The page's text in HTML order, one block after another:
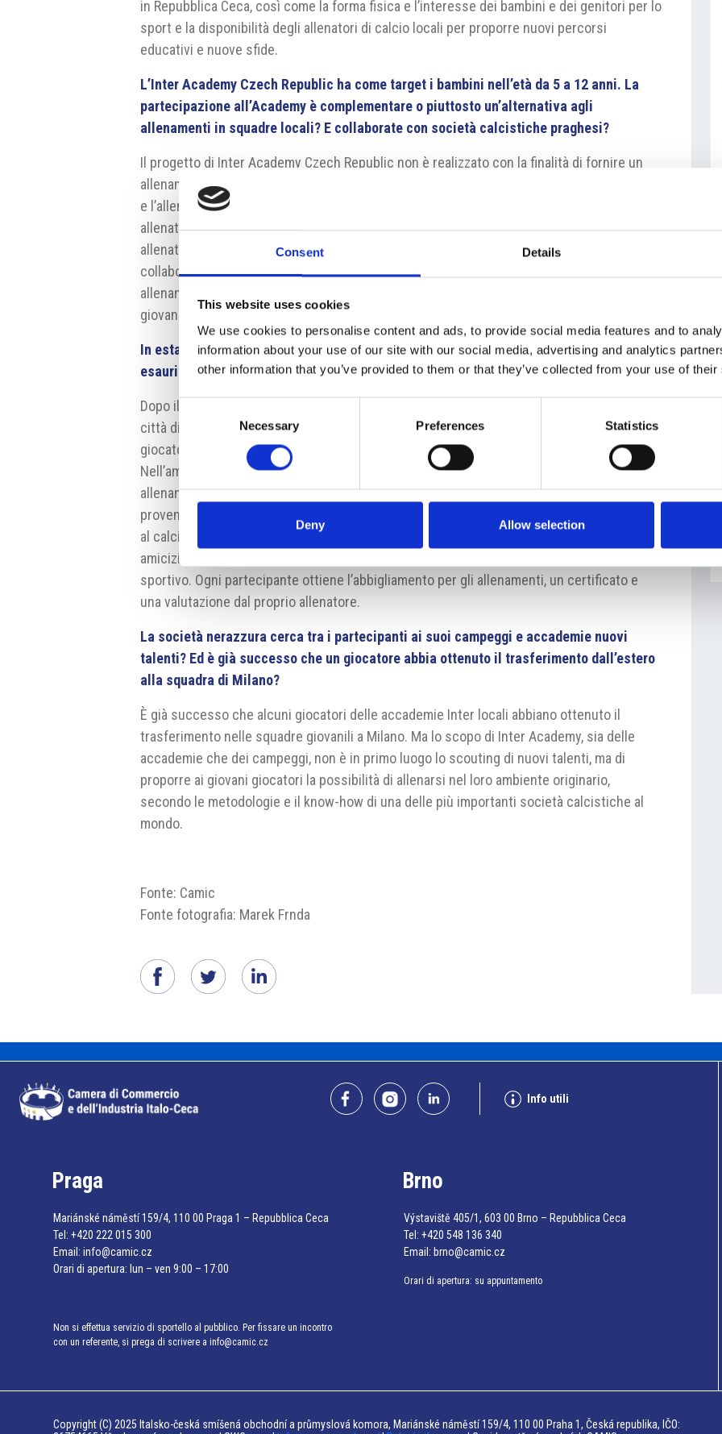
Consent Details
This website uses cookies
We use cookies to personalise content and ads, to provide social media features and to
information about your use of our site with our social media, advertising and analytics
other information that you’ve provided to them or that they’ve collected from your use of
Selection
Necessary Preferences Statistics
Deny Allow selection
in Repubblica Ceca, così come la forma fisica e l’interesse dei bambini e dei genitori per lo
sport e la disponibilità degli allenatori di calcio locali per proporre nuovi percorsi
educativi e nuove sfide.
L’Inter Academy Czech Republic ha come target i bambini nell’età da 5 a 12 anni. La
partecipazione all’Academy è complementare o piuttosto un’alternativa agli
allenamenti in squadre locali? E collaborate con società calcistiche praghesi?
Il progetto di Inter Academy Czech Republic non è realizzato con la finalità di fornire un
allenamento supplementare a quello nelle squadre locali. Il progetto prevede l’educazione
e l’allenamento di giocatori propri, bambini e bambine nell’età tra i 5 e 12 anni, tramite
allenatori giovanili formati con la metodologia Inter e sotto la supervisione costante di un
allenatore proveniente dall’Inter Academy. Nell’ambito delle nostre attività promozionali
collaboriamo con scuole qui presenti e siamo eventualmente disposti a organizzare
allenamenti di presentazione per società locali o seminari per gruppi di allenatori delle
giovanili.
In estate organizzate tre turni dell’Inter Academy Camp, che sono già quasi del tutto
esauriti. Qual è il valore aggiunto di queste attività?
Dopo il successo dell’Inter Academy Camp d’esordio in Repubblica Ceca tenutosi nella
città di Turnov, abbiamo deciso di riproporre per i bambini/e nell’età tra i 5 e i 17 anni,
giocatori e portieri, la possibilità di partecipare agli allenamenti al campeggio nerazzuro.
Nell’ambito del campeggio i bambini possono provare in un ambiente familiare le unità di
allenamento previste dalla metodologia Inter sotto la supervisione di un allenatore
proveniente direttamente dall’Inter Academy di Milano e dei nostri allenatori locali. Oltre
al calcio e a stimolanti allenamenti, i partecipanti tornano dai
amicizie, esperienze irripetibili e nuove competenze da sfruttare nel loro proseguo
sportivo. Ogni partecipante ottiene l’abbigliamento per gli allenamenti, un certificato e
una valutazione dal proprio allenatore.
La società nerazzura cerca tra i partecipanti ai suoi campeggi e accademie nuovi
talenti? Ed è già successo che un giocatore abbia ottenuto il trasferimento dall’estero
alla squadra di Milano?
È già successo che alcuni giocatori delle accademie Inter locali abbiano ottenuto il
trasferimento nelle squadre giovanili a Milano. Ma lo scopo di Inter Academy, sia delle
accademie che dei campeggi, non è in primo luogo lo scouting di nuovi talenti, ma di
proporre ai giovani giocatori la possibilità di allenarsi nel loro ambiente originario,
secondo le metodologie e il know-how di una delle più importanti società calcistiche al
mondo.
Fonte: Camic
Fonte fotografia: Marek Frnda
Info utili
Praga
Mariánské náměstí 159/4, 110 00 Praga 1 – Repubblica Ceca
Tel: +420 222 015 300
Email: info@camic.cz
Orari di apertura: lun – ven 9:00 – 17:00
Non si effettua servizio di sportello al pubblico. Per fissare un incontro
con un referente, si prega di scrivere a info@camic.cz
Brno
Výstaviště 405/1, 603 00 Brno – Repubblica Ceca
Tel:+420 548 136 340
Email: brno@camic.cz
Orari di apertura: su appuntamento
Copyright (C) 2025 Italsko-česká smíšená obchodní a průmyslová komora, Mariánské náměstí 159/4, 110 00 Praha 1, Česká republika, IČO: